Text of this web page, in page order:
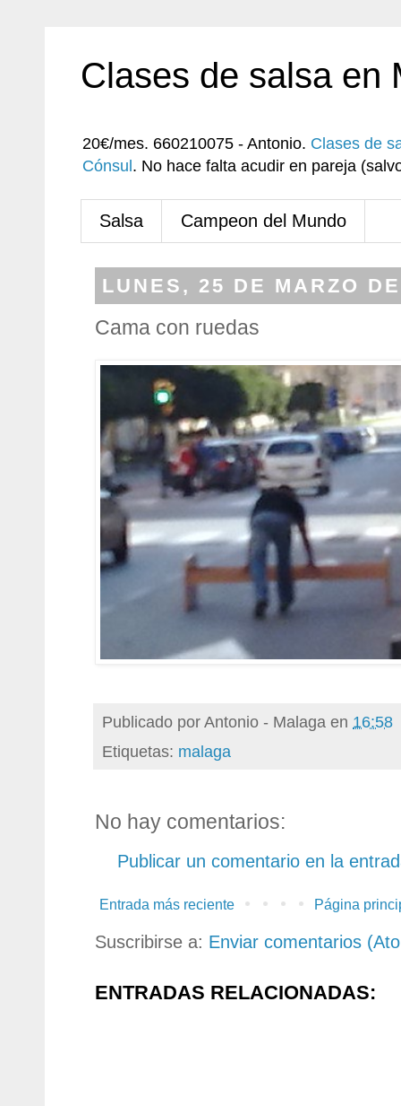
Clases de salsa en
20€/mes. 660210075 - Antonio. Clases de
Cónsul . No hace falta acudir en pareja
Salsa Campeon del Mundo
LUNES, 25 DE MARZO
Cama con ruedas
Publicado porAntonio - Malaga en 16:58
Etiquetas: malaga
No hay comentarios:
Publicar un comentario en la
Entrada más reciente Página
Suscribirse a: Enviar comentarios
ENTRADAS RELACIONADAS: